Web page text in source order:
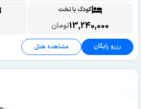
کودک با تخت
13,240,000تومان
رزرو رایگان مشاهده هتل